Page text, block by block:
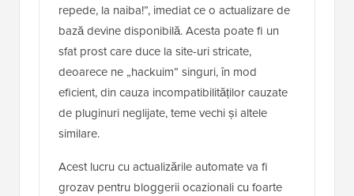
repede, la naiba!”, imediat ce o actualizare de
bază devine disponibilă. Acesta poate fi un
sfat prost care duce la site-uri stricate,
deoarece ne „hackuim” singuri, în mod
eficient, din cauza incompatibilităților cauzate
de pluginuri neglijate, teme vechi și altele
similare.
Acest lucru cu actualizările automate va fi
grozav pentru bloggerii ocazionali cu foarte